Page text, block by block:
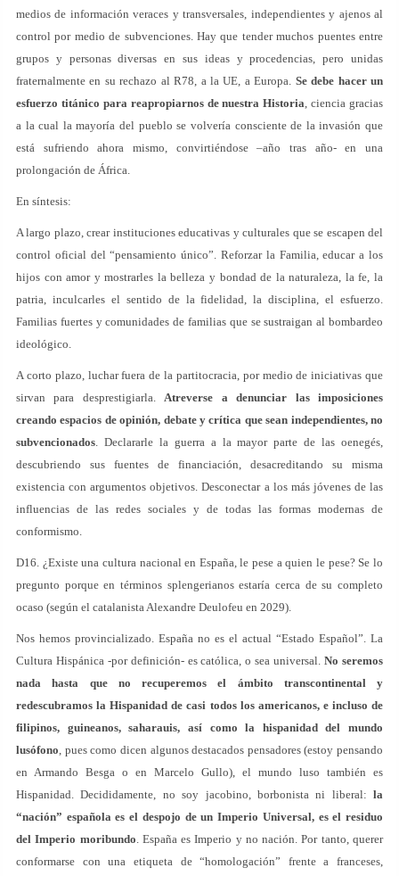
medios de información veraces y transversales, independientes y ajenos al
control por medio de subvenciones. Hay que tender muchos puentes entre
grupos y personas diversas en sus ideas y procedencias, pero unidas
fraternalmente en su rechazo al R78, a la UE, a Europa. Se debe hacer un
esfuerzo titánico para reapropiarnos de nuestra Historia, ciencia gracias
a la cual la mayoría del pueblo se volvería consciente de la invasión que
está sufriendo ahora mismo, convirtiéndose –año tras año- en una
prolongación de África.
En síntesis:
A largo plazo, crear instituciones educativas y culturales que se escapen del
control oficial del “pensamiento único”. Reforzar la Familia, educar a los
hijos con amor y mostrarles la belleza y bondad de la naturaleza, la fe, la
patria, inculcarles el sentido de la fidelidad, la disciplina, el esfuerzo.
Familias fuertes y comunidades de familias que se sustraigan al bombardeo
ideológico.
A corto plazo, luchar fuera de la partitocracia, por medio de iniciativas que
sirvan para desprestigiarla.Atreverse a denunciar las imposiciones
creando espacios de opinión, debate y crítica que sean independientes, no
subvencionados. Declararle la guerra a la mayor parte de las oenegés,
descubriendo sus fuentes de financiación, desacreditando su misma
existencia con argumentos objetivos. Desconectar a los más jóvenes de las
influencias de las redes sociales y de todas las formas modernas de
conformismo.
D16. ¿Existe una cultura nacional en España, le pese a quien le pese? Se lo
pregunto porque en términos splengerianos estaría cerca de su completo
ocaso (según el catalanista Alexandre Deulofeu en 2029).
Nos hemos provincializado. España no es el actual “Estado Español”. La
Cultura Hispánica -por definición- es católica, o sea universal.No seremos
nada hasta que no recuperemos el ámbito transcontinental y
redescubramos la Hispanidad de casi todos los americanos, e incluso de
filipinos, guineanos, saharauis, así como la hispanidad del mundo
lusófono, pues como dicen algunos destacados pensadores (estoy pensando
en Armando Besga o en Marcelo Gullo), el mundo luso también es
Hispanidad. Decididamente, no soy jacobino, borbonista ni liberal: la
“nación” española es el despojo de un Imperio Universal, es el residuo
del Imperio moribundo. España es Imperio y no nación. Por tanto, querer
conformarse con una etiqueta de “homologación” frente a franceses,